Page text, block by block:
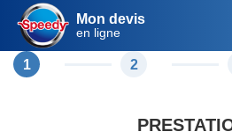
Mon devis
en ligne
1 2